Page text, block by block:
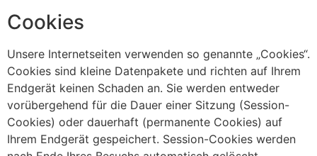
Cookies
Unsere Internetseiten verwenden so genannte „Cookies“.
Cookies sind kleine Datenpakete und richten auf Ihrem
Endgerät keinen Schaden an. Sie werden entweder
vorübergehend für die Dauer einer Sitzung (Session-
Cookies) oder dauerhaft (permanente Cookies) auf
Ihrem Endgerät gespeichert. Session-Cookies werden